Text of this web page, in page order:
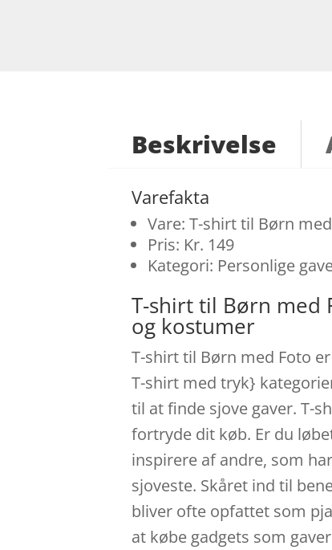
Beskrivelse
Varefakta
Vare: T-shirt til Børn
Pris: Kr. 149
Kategori: Personlige
T-shirt til Børn med
og kostumer
T-shirt til Børn med Foto
T-shirt med tryk}
til at finde sjove gaver. T-
fortryde dit køb. Er du
inspirere af andre, som
sjoveste. Skåret ind til
bliver ofte opfattet som
at købe gadgets som